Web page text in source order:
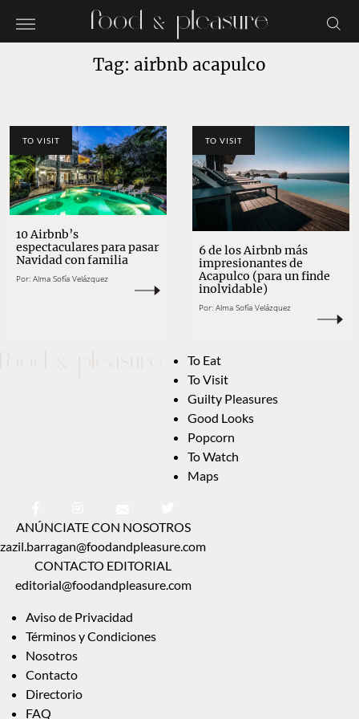
Tag: airbnb acapulco
TO VISIT
10 Airbnb’s
espectaculares para pasar
Navidad con familia
Por: Alma Sofía Velázquez
TO VISIT
6 de los Airbnb más
impresionantes de
Acapulco (para un finde
inolvidable)
Por: Alma Sofía Velázquez
To Eat
To Visit
Guilty Pleasures
Good Looks
Popcorn
To Watch
Maps
ANÚNCIATE CON NOSOTROS
zazil.barragan@foodandpleasure.com
CONTACTO EDITORIAL
editorial@foodandpleasure.com
Aviso de Privacidad
Términos y Condiciones
Nosotros
Contacto
Directorio
FAQ